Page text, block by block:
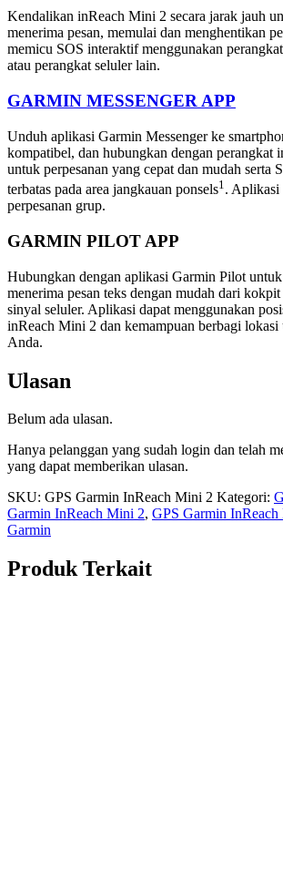
Kendalikan inReach Mini 2 secara jarak jauh
menerima pesan, memulai dan menghentikan
memicu SOS interaktif menggunakan
atau perangkat seluler lain.
GARMIN MESSENGER APP
Unduh aplikasi Garmin Messenger ke
kompatibel, dan hubungkan dengan perangkat
untuk perpesanan yang cepat dan mudah serta
terbatas pada area jangkauan ponsels1 . Aplikasi
perpesanan grup.
GARMIN PILOT APP
Hubungkan dengan aplikasi Garmin Pilot
menerima pesan teks dengan mudah dari
sinyal seluler. Aplikasi dapat menggunakan
inReach Mini 2 dan kemampuan berbagi lokasi
Anda.
Ulasan
Belum ada ulasan.
Hanya pelanggan yang sudah login dan telah
yang dapat memberikan ulasan.
SKU: GPS Garmin InReach Mini 2 Kategori:
Garmin InReach Mini 2, GPS Garmin
Garmin
Produk Terkait